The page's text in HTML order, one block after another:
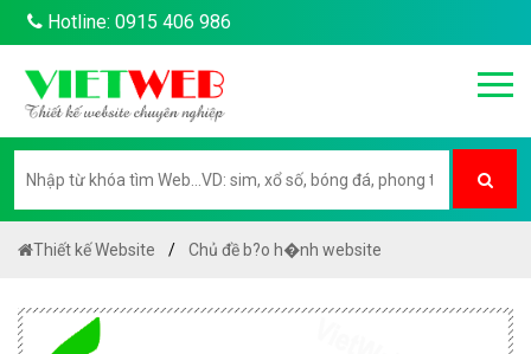
Hotline: 0915 406 986
Thiết kế Website Chủ đề b?o h�nh website